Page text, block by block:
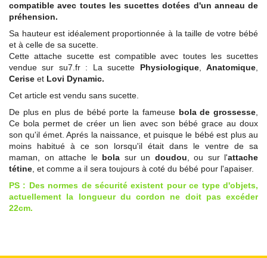
compatible avec toutes les sucettes dotées d'un anneau de
préhension.
Sa hauteur est idéalement proportionnée à la taille de votre bébé
et à celle de sa sucette.
Cette attache sucette est compatible avec toutes les sucettes
vendue sur su7.fr : La sucette Physiologique,Anatomique
Cerise et Lovi Dynamic.
Cet article est vendu sans sucette.
De plus en plus de bébé porte la fameuse bola de grossesse
Ce bola permet de créer un lien avec son bébé grace au doux
son qu'il émet. Aprés la naissance, et puisque le bébé est plus au
moins habitué à ce son lorsqu'il était dans le ventre de sa
maman, on attache le bola sur un doudou , ou sur l'attache
tétine , et comme a il sera toujours à coté du bébé pour l'apaiser.
PS : Des normes de sécurité existent pour ce type d'objets,
actuellement la longueur du cordon ne doit pas excéder
22cm.